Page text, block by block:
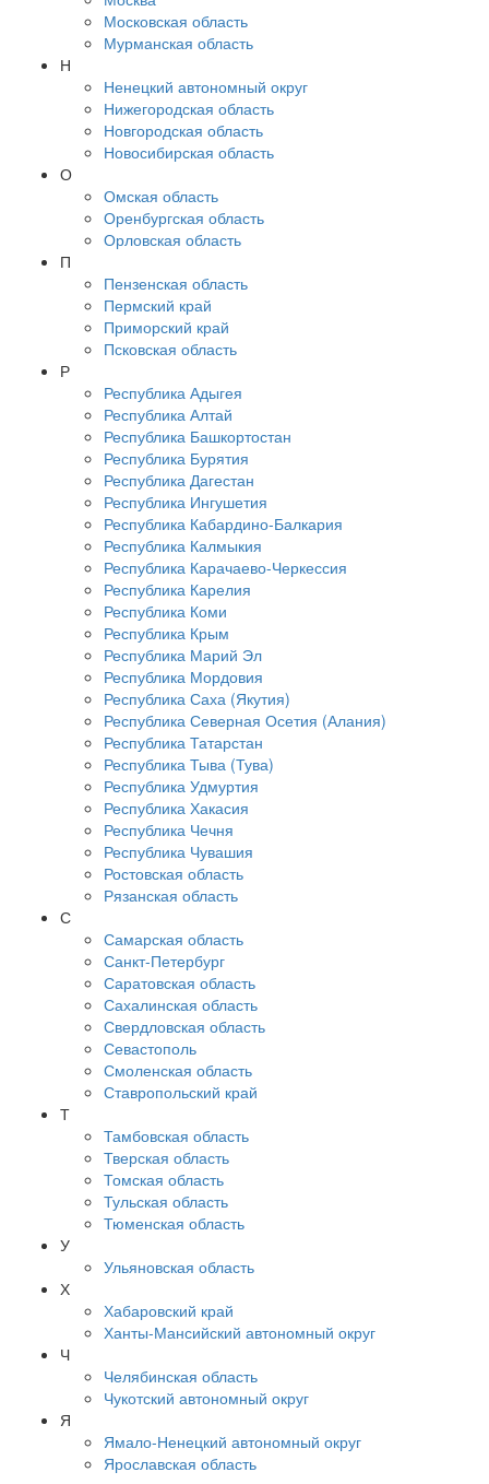
Московская область
Мурманская область
Н
Ненецкий автономный округ
Нижегородская область
Новгородская область
Новосибирская область
О
Омская область
Оренбургская область
Орловская область
П
Пензенская область
Пермский край
Приморский край
Псковская область
Р
Республика Адыгея
Республика Алтай
Республика Башкортостан
Республика Бурятия
Республика Дагестан
Республика Ингушетия
Республика Кабардино-Балкария
Республика Калмыкия
Республика Карачаево-Черкессия
Республика Карелия
Республика Коми
Республика Крым
Республика Марий Эл
Республика Мордовия
Республика Саха (Якутия)
Республика Северная Осетия (Алания)
Республика Татарстан
Республика Тыва (Тува)
Республика Удмуртия
Республика Хакасия
Республика Чечня
Республика Чувашия
Ростовская область
Рязанская область
С
Самарская область
Санкт-Петербург
Саратовская область
Сахалинская область
Свердловская область
Севастополь
Смоленская область
Ставропольский край
Т
Тамбовская область
Тверская область
Томская область
Тульская область
Тюменская область
У
Ульяновская область
Х
Хабаровский край
Ханты-Мансийский автономный округ
Ч
Челябинская область
Чукотский автономный округ
Я
Ямало-Ненецкий автономный округ
Ярославская область